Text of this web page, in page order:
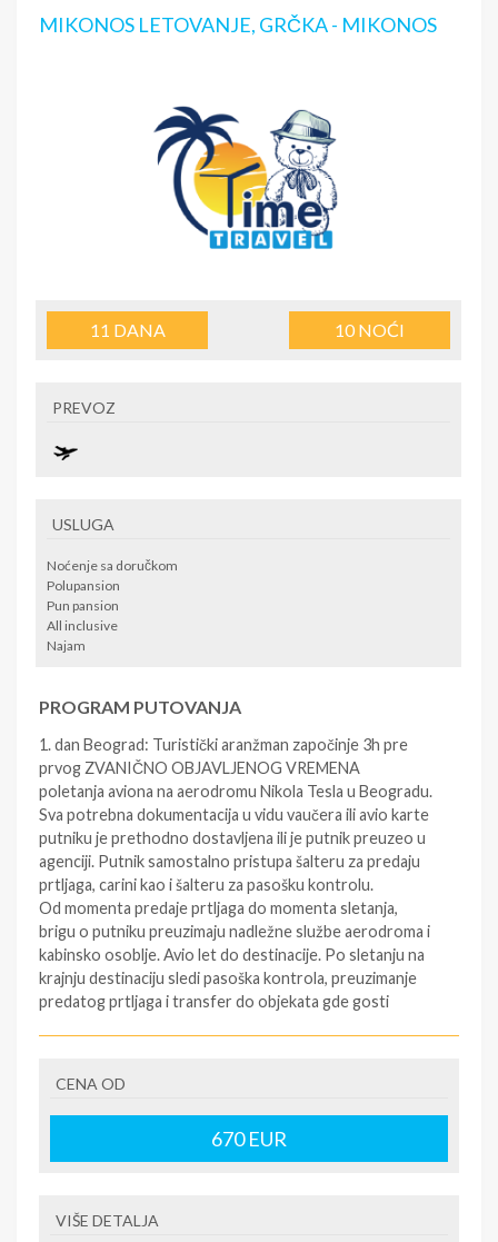
MIKONOS LETOVANJE, GRČKA - MIKONOS
11 DANA 10NOĆI
PREVOZ
USLUGA
Noćenje sa doručkom
Polupansion
Pun pansion
All inclusive
Najam
PROGRAM PUTOVANJA
1. dan Beograd: Turistički aranžman započinje 3h pre
prvog ZVANIČNO OBJAVLJENOG VREMENA
poletanja aviona na aerodromu Nikola Tesla u Beogradu.
Sva potrebna dokumentacija u vidu vaučera ili avio karte
putniku je prethodno dostavljena ili je putnik preuzeo u
agenciji. Putnik samostalno pristupa šalteru za predaju
prtljaga, carini kao i šalteru za pasošku kontrolu.
Od momenta predaje prtljaga do momenta sletanja,
brigu o putniku preuzimaju nadležne službe aerodroma i
kabinsko osoblje. Avio let do destinacije. Po sletanju na
krajnju destinaciju sledi pasoška kontrola, preuzimanje
predatog prtljaga i transfer do objekata gde gosti
obaviti najbliže moguće i može se obaviti autobusom,
mini busom, taksijem ili drugim vozilom, kao i
kombinacijom više vrsta prevoza, a u zavisnosti od
udaljenosti i razuđenosti izabranog smeštaja. Na
drugim vozilom. Raspored soba određuje isključivo
CENA OD
670EUR
VIŠE DETALJA